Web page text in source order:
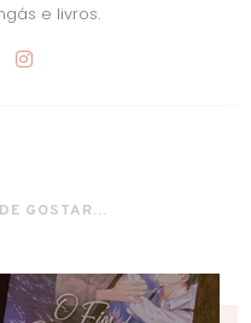
e livros.
GOSTAR...